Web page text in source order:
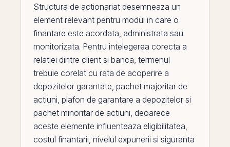
Structura de actionariat desemneaza un
element relevant pentru modul in care o
finantare este acordata, administrata sau
monitorizata. Pentru intelegerea corecta a
relatiei dintre client si banca, termenul
trebuie corelat cu rata de acoperire a
depozitelor garantate, pachet majoritar de
actiuni, plafon de garantare a depozitelor si
pachet minoritar de actiuni, deoarece
aceste elemente influenteaza eligibilitatea,
costul finantarii, nivelul expunerii si siguranta